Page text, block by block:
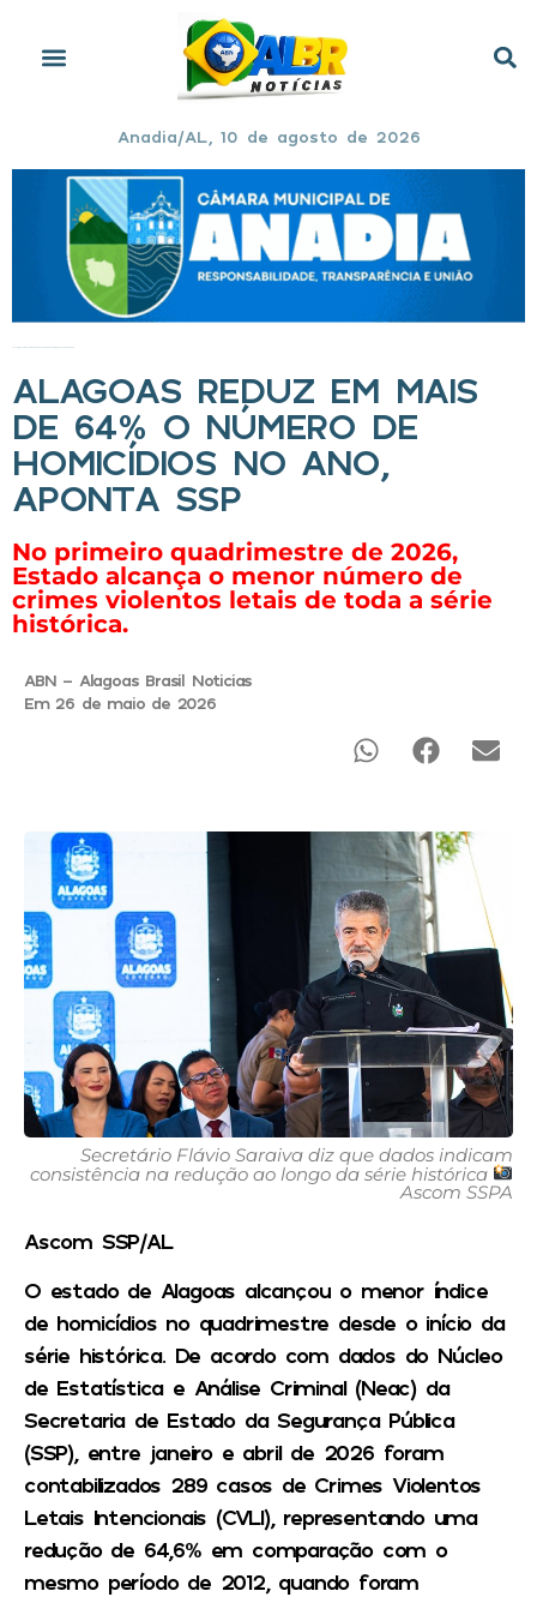
Anadia/AL, 10 de agosto de 2026
ALAGOAS REDUZ EM MAIS
DE 64% O NÚMERO DE
HOMICÍDIOS NO ANO,
APONTA SSP
No primeiro quadrimestre de 2026,
Estado alcança o menor número de
crimes violentos letais de toda a série
histórica.
ABN - Alagoas Brasil Noticias
Em 26 de maio de 2026
Secretário Flávio Saraiva diz que dados indicam
consistência na redução ao longo da série histórica
Ascom SSPA
Ascom SSP/AL
O estado de Alagoas alcançou o menor índice
de homicídios no quadrimestre desde o início da
série histórica. De acordo com dados do Núcleo
de Estatística e Análise Criminal (Neac) da
Secretaria de Estado da Segurança Pública
(SSP), entre janeiro e abril de 2026 foram
contabilizados 289 casos de Crimes Violentos
Letais Intencionais (CVLI), representando uma
redução de 64,6% em comparação com o
mesmo período de 2012, quando foram